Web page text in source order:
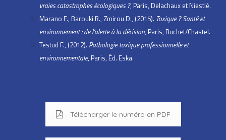
vraies catastrophes écologiques ?, Paris, Delachaux et Niestlé.
Marano F., Barouki R., Zmirou D., (2015). Toxique ? Santé et
environnement : de l’alerte à la décision, Paris, Buchet/Chastel.
Testud F., (2012). Pathologie toxique professionnelle et
environnementale, Paris, Éd. Eska.
Télécharger le numéro en PDF